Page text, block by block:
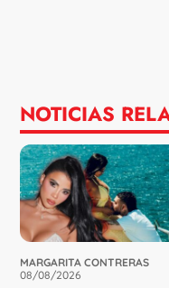
NOTICIAS
MARGARITA CONTRERAS
08/08/2026